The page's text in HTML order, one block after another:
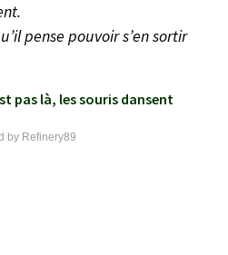
pense pouvoir s’en sortir
pas là, les souris dansent
by Refinery89